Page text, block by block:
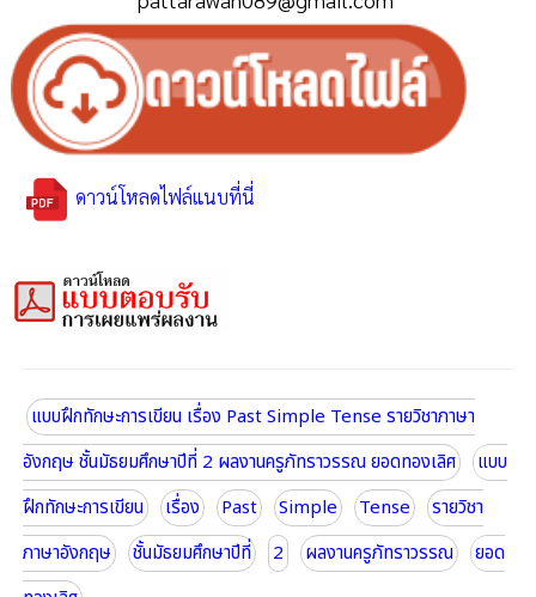
ดาวน์โหลดไฟล์แนบที่นี่
แบบฝึกทักษะการเขียน เรื่อง Past Simple Tense รายวิชาภาษา
อังกฤษ ชั้นมัธยมศึกษาปีที่ 2 ผลงานครูภัทราวรรณ ยอดทองเลิศ
แบบ
ฝึกทักษะการเขียน
เรื่อง Past Simple Tense
รายวิชา
ภาษาอังกฤษ
ชั้นมัธยมศึกษาปีที่ 2 ผลงานครูภัทราวรรณ
ยอด